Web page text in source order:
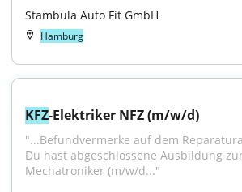
Stambula Auto Fit GmbH
Hamburg
KFZ-Elektriker NFZ (m/w/d)
"...Befundvermerke auf dem
Du hast abgeschlossene Ausbildung
Mechatroniker (m/w/d..."